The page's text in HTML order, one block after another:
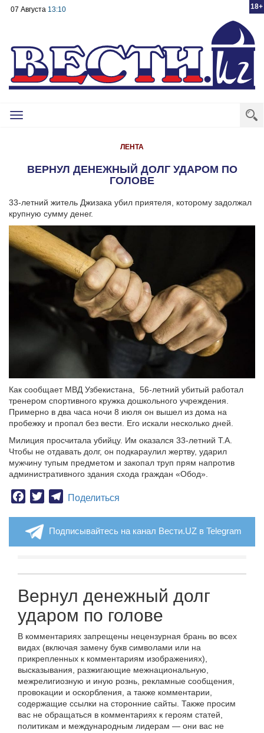
18+
07 Августа 13:10
Toggle
ЛЕНТА
ВЕРНУЛ ДЕНЕЖНЫЙ ДОЛГ УДАРОМ ПО
ГОЛОВЕ
33-летний житель Джизака убил приятеля, которому задолжал
крупную сумму денег.
Как сообщает МВД Узбекистана, 56-летний убитый работал
тренером спортивного кружка дошкольного учреждения.
Примерно в два часа ночи 8 июля он вышел из дома на
пробежку и пропал без вести. Его искали несколько дней.
Милиция просчитала убийцу. Им оказался 33-летний Т.А.
Чтобы не отдавать долг, он подкараулил жертву, ударил
мужчину тупым предметом и закопал труп прям напротив
административного здания схода граждан «Обод».
Facebook
TwitterTelegram
Поделиться
Подписывайтесь на канал Вести.UZ в Telegram
Вернул денежный долг
ударом по голове
В комментариях запрещены нецензурная брань во всех
видах (включая замену букв символами или на
прикрепленных к комментариям изображениях),
высказывания, разжигающие межнациональную,
межрелигиозную и иную рознь, рекламные сообщения,
провокации и оскорбления, а также комментарии,
содержащие ссылки на сторонние сайты. Также просим
вас не обращаться в комментариях к героям статей,
политикам и международным лидерам — они вас не